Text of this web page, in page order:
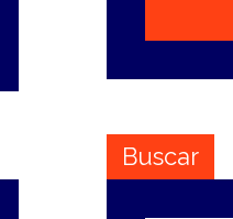
Buscar